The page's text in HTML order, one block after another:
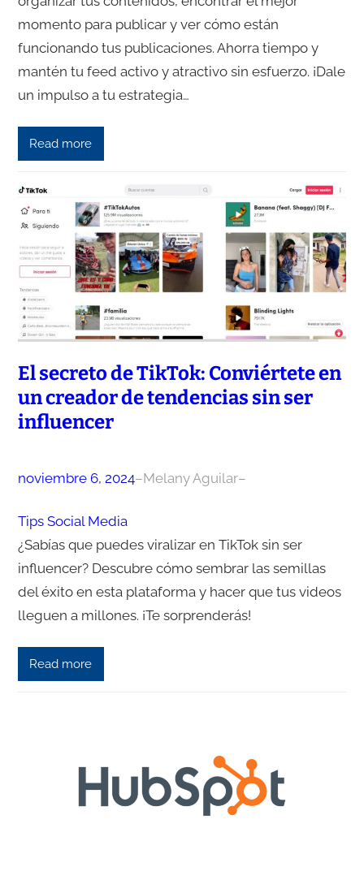
momento para publicar y ver cómo están
funcionando tus publicaciones. Ahorra tiempo y
mantén tu feed activo y atractivo sin esfuerzo. ¡Dale
un impulso a tu estrategia…
Read more
El secreto de TikTok: Conviértete en
un creador de tendencias sin ser
influencer
noviembre 6, 2024–Melany Aguilar–
Tips Social Media
¿Sabías que puedes viralizar en TikTok sin ser
influencer? Descubre cómo sembrar las semillas
del éxito en esta plataforma y hacer que tus videos
lleguen a millones. ¡Te sorprenderás!
Read more